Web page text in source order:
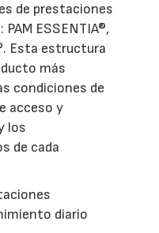
de prestaciones
ESSENTIA®,
Esta estructura
más
condiciones de
acceso y
los
de cada
diario